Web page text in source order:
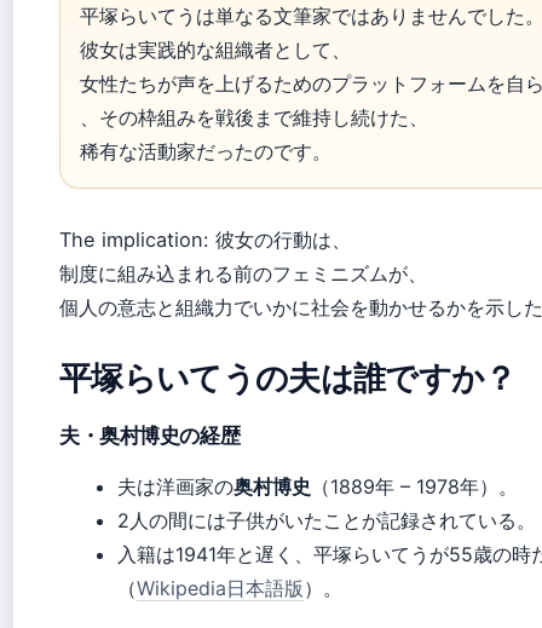
平塚らいてうは単なる文筆家ではありませんでした
彼女は実践的な組織者として、
女性たちが声を上げるためのプラットフォームを自
、その枠組みを戦後まで維持し続けた、
稀有な活動家だったのです。
The implication: 彼女の行動は、
制度に組み込まれる前のフェミニズムが、
個人の意志と組織力でいかに社会を動かせるかを示し
平塚らいてうの夫は誰ですか？
夫・奥村博史の経歴
夫は洋画家の奥村博史 （1889年 – 1978年）。
2人の間には子供がいたことが記録されている。
入籍は1941年と遅く、平塚らいてうが55歳の時
（Wikipedia日本語版 ）。